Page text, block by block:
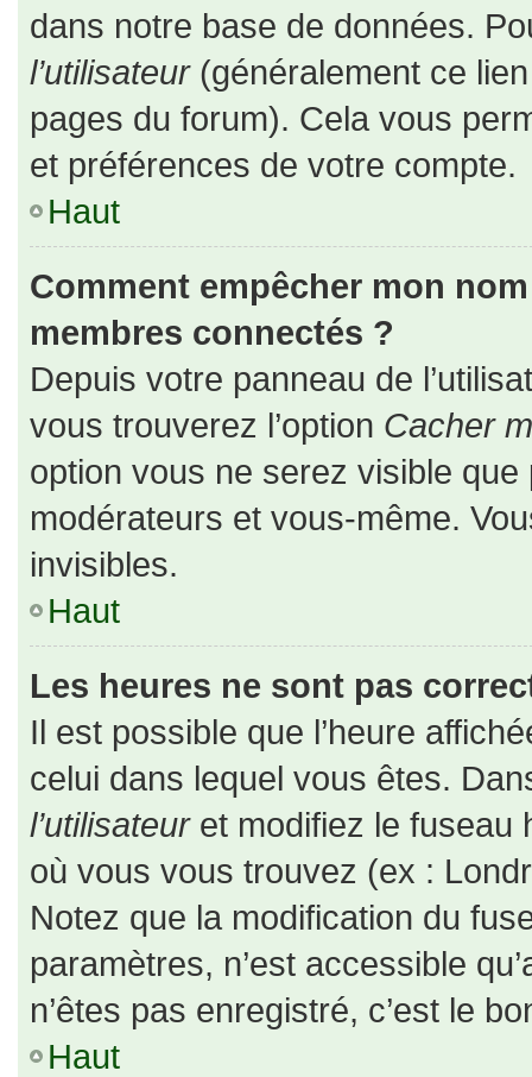
dans notre base de données.
l’utilisateur(généralement ce
pages du forum). Cela vous
et préférences de votre compte.
Haut
Comment empêcher mon
membres connectés ?
Depuis votre panneau de
vous trouverez l’option Cacher
option vous ne serez visible
modérateurs et vous-même.
invisibles.
Haut
Les heures ne sont pas
Il est possible que l’heure
celui dans lequel vous êtes.
l’utilisateuret modifiez le fuseau
où vous vous trouvez (ex :
Notez que la modification du
paramètres, n’est accessible
n’êtes pas enregistré, c’est le
Haut